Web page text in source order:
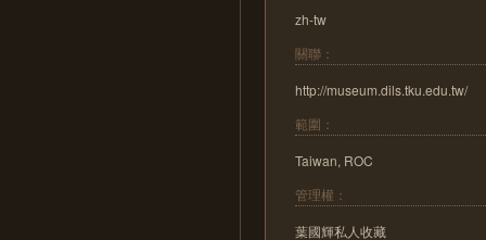
zh-tw
關聯：
http://museum.dils.tku.edu.tw/
範圍：
Taiwan, ROC
管理權：
葉國輝私人收藏